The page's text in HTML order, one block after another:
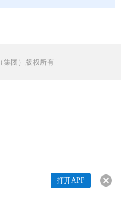
打开APP
集团）版权所有